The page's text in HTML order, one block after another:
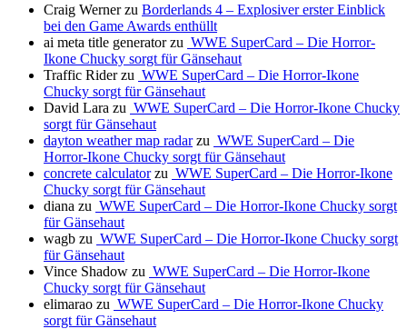
Craig Wernerzu Borderlands 4 – Explosiver erster Einblick
bei den Game Awards enthüllt
ai meta title generatorzu WWE SuperCard – Die Horror-
Ikone Chucky sorgt für Gänsehaut
Traffic Riderzu WWE SuperCard – Die Horror-Ikone
Chucky sorgt für Gänsehaut
David Lara zu WWE SuperCard – Die Horror-Ikone Chucky
sorgt für Gänsehaut
dayton weather map radarzu WWE SuperCard – Die
Horror-Ikone Chucky sorgt für Gänsehaut
concrete calculatorzu WWE SuperCard – Die Horror-Ikone
Chucky sorgt für Gänsehaut
diana zu WWE SuperCard – Die Horror-Ikone Chucky sorgt
für Gänsehaut
wagb zu WWE SuperCard – Die Horror-Ikone Chucky sorgt
für Gänsehaut
Vince Shadow zu WWE SuperCard – Die Horror-Ikone
Chucky sorgt für Gänsehaut
elimarao zu WWE SuperCard – Die Horror-Ikone Chucky
sorgt für Gänsehaut